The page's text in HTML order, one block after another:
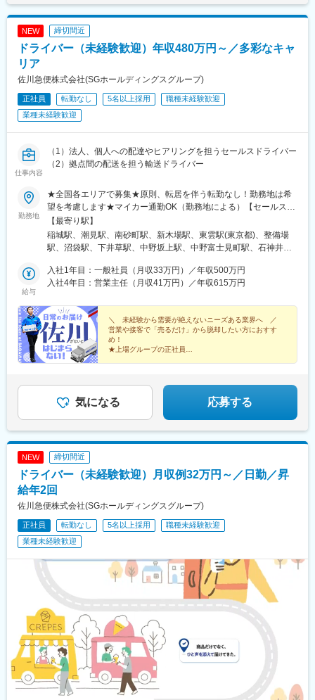
駅、新宿駅、石上駅、新浜松駅、三島広小路駅、中村公園駅、名
古屋駅、近鉄名古屋駅、あすなろう四日市駅、北鉄金沢駅、福井
駅、南方駅(大阪府)、梅田駅(地下鉄)、神戸三宮駅(阪神)、明石
高松築港駅、小倉駅(福岡県)、鹿児島中央駅前駅、市役所前駅(北
海道)、富沢駅、千葉駅、広瀬通駅、立川南駅、新宿駅(東京メト
ロ)、第一通り駅、七ツ屋駅、新福井駅、新大阪駅、大阪駅、貿易
センター駅、西川緑道公園駅、縮景園前駅、胡町駅、片原町駅(香
川県)、旦過駅、鹿児島中央駅
NEW 締切間近
ドライバー（未経験歓迎）年収480万円～／多彩なキャ
リア
佐川急便株式会社(SGホールディングスグループ)
正社員 転勤なし 5名以上採用
職種未経験歓迎
業種未経験歓迎
仕事内容
（1）法人、個人への配達やヒアリングを担うセールスドライバー
（2）拠点間の配送を担う輸送ドライバー
勤務地
★全国各エリアで募集★原則、転居を伴う転勤なし！勤務地は希
望を考慮します★マイカー通勤OK（勤務地による）【セールスド
ライバー】【ルート（輸送）ドライバー】■関東エリア東京、埼
玉、神奈川、千葉、栃木、群馬、茨城■東海エリア愛知、三重、岐
阜、静岡■甲信越エリア新潟、長野、山梨■北陸エリア石川、福
国・四国エリア香川、愛媛、高知、徳島、広島、島根、岡山、山
口、鳥取■九州エリア福岡、長崎、大分、佐賀、熊本、鹿児島、沖
秋田、青森
【最寄り駅】
稲城駅、潮見駅、南砂町駅、新木場駅、東雲駅(東京都)、整備場
駅、沼袋駅、下井草駅、中野坂上駅、中野富士見町駅、石神井公
本庄早稲田駅、和光市駅、番田駅(神奈川県)、久里浜駅、港南台
駅、栢山駅、読売ランド前駅、武蔵新城駅、昭和駅、片岡駅、南
田羅駅、岩宿駅、上州新屋駅、新前橋駅、渋川駅、駒形駅、細谷
駅(群馬県)、千葉ニュータウン中央駅、湖北駅、江見駅、佐倉駅、
新習志野駅、木更津駅、川間駅、江戸川台駅、神立駅、みどりの
駅、野木駅、赤塚駅、下館駅、延方駅、常陸鴻巣駅、日立駅、佐
古木駅、三河安城駅、萩原駅(愛知県)、北岡崎駅、石仏駅、田県神
向ケ丘駅、三河一宮駅、竹村駅、港区役所駅、新守山駅、尾張星
の宮駅、本郷駅(愛知県)、佐那具駅、朝熊駅、亀山駅(三重県)、霞
ケ浦駅、六軒駅(三重県)、尾鷲駅、加佐登駅、江吉良駅、新加納
泉なめり駅、藤枝駅、静岡駅、草薙駅(東海道本線)、袋井駅、西焼
津駅、上島駅、須津駅、南吉田駅、糸魚川駅、春日山駅、小針
駅、中条駅、宮内駅(新潟県)、魚沼丘陵駅、茨目駅、伊那北駅、広
丘駅、岩村田駅、村山駅(長野県)、信濃常盤駅、田中駅、切石駅、
常永駅、春日居町駅、東桂駅、動橋駅、三ツ屋駅、笠師保駅、松
任駅、丸岡駅、敦賀駅、清明駅、黒部駅、小杉駅、越中舟橋駅、
朝潮橋駅、門真南駅、深江橋駅、河内花園駅、鴻池新田駅、西明
石駅、中埠頭駅、苅藻駅、加太駅(和歌山県)、武庫川団地前駅、紀
伊山田駅、新宮駅、芳養駅、船戸駅、西田原本駅、吉野口駅、郡
山駅(奈良県)、長柄駅、ケーブル八幡宮山上駅、西舞鶴駅、福知山
市民病院口駅、篠原駅(滋賀県)、多賀大社前駅、三雲駅、栗東駅、
おごと温泉駅、長浜駅、箕浦駅、讃岐塩屋駅、片原町駅(香川県)、
三本松駅(香川県)、北伊予駅、伊予富田駅、平田駅(高知県)、多ノ
郷駅、布師田駅、撫養駅、川原石駅、伴中央駅、広島港・宇品
駅、本郷駅(広島県)、八本松駅、東福山駅、木次駅、遙堪駅、乃木
駅、下府駅、八浜駅、金光駅、木見駅、高野駅、厚東駅、長府
駅、米川駅、山口駅(山口県)、新南陽駅、萩駅、鳥取駅、三本松口
駅、南瀬高駅、五郎丸駅、苅田駅、赤間駅、巻向駅、甘木駅(西鉄
線)、新飯塚駅、橋本駅(福岡県)、貝塚駅(福岡県)、雑餉隈駅、吉塚
駅、西小倉駅、大塔駅、佐伯駅、豊後豊岡駅、鶴崎駅、東中津
給与
入社1年目：一般社員（月収33万円）／年収500万円
入社4年目：営業主任（月収41万円）／年収615万円
＼ 未経験から需要が絶えないニーズある業界へ ／
営業や接客で「売るだけ」から脱却したい方におすす
め！
★上場グループの正社員
気になる 応募する
NEW 締切間近
ドライバー（未経験歓迎）月収例32万円～／日勤／昇
給年2回
佐川急便株式会社(SGホールディングスグループ)
正社員 転勤なし 5名以上採用
職種未経験歓迎
業種未経験歓迎